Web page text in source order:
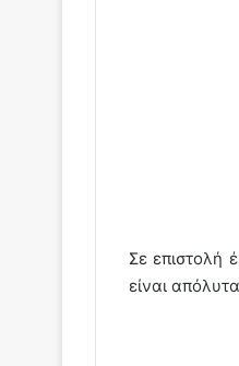
Σε επιστολή
είναι απόλυτα